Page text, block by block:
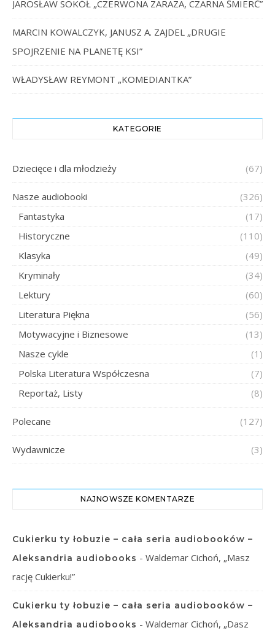
JAROSŁAW SOKÓŁ „CZERWONA ZARAZA, CZARNA ŚMIERĆ”
MARCIN KOWALCZYK, JANUSZ A. ZAJDEL „DRUGIE
SPOJRZENIE NA PLANETĘ KSI”
WŁADYSŁAW REYMONT „KOMEDIANTKA”
KATEGORIE
Dziecięce i dla młodzieży (67)
Nasze audiobooki
(326)
Fantastyka
(17)
Historyczne
(110)
Klasyka
(49)
Kryminały
(34)
Lektury
(60)
Literatura Piękna
(56)
Motywacyjne i Biznesowe
(13)
Nasze cykle
(1)
Polska Literatura Współczesna
(7)
Reportaż, Listy
(8)
Polecane (127)
Wydawnicze (3)
NAJNOWSZE KOMENTARZE
Cukierku ty łobuzie – cała seria audiobooków –
Aleksandria audiobooks - Waldemar Cichoń, „Masz
rację Cukierku!”
Cukierku ty łobuzie – cała seria audiobooków –
Aleksandria audiobooks - Waldemar Cichoń, „Dasz